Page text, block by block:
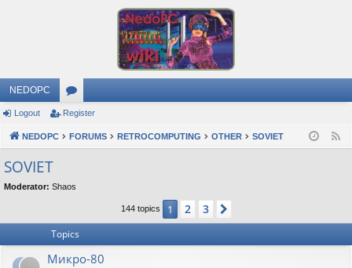
NEDOPC
or
u
s
Logout Register
NEDOPC FORUMS RETROCOMPUTING OTHER SOVIET
SOVIET
Moderator: Shaos
144 topics 1 2 3
Topics
Микро-80